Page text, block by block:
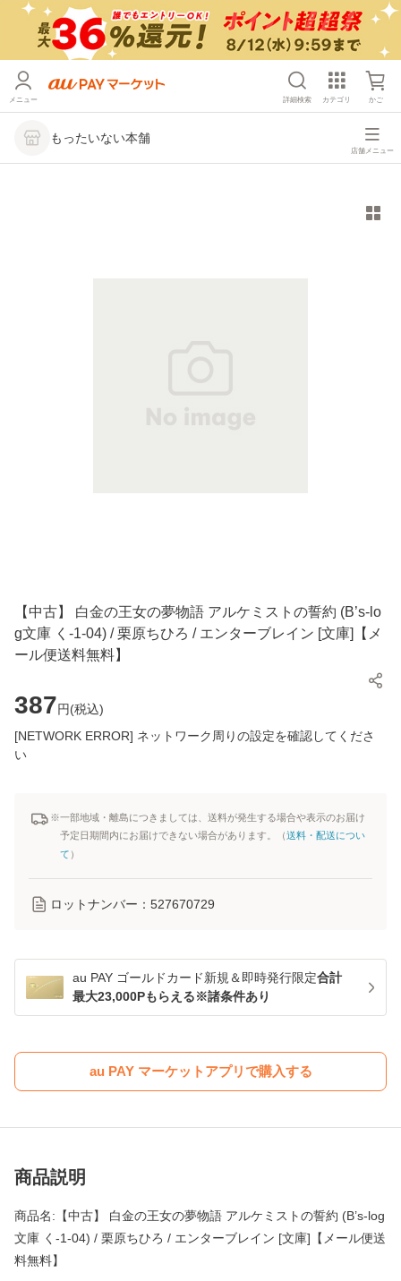
メニュー 詳細検索 カテゴリ かご
もったいない本舗
店舗メニュー
【中古】 白金の王女の夢物語 アルケミストの誓約 (B’s-lo
g文庫 く-1-04) / 栗原ちひろ / エンターブレイン [文庫]【メ
ール便送料無料】
387円(税込)
[NETWORK ERROR] ネットワーク周りの設定を確認してくださ
い
※一部地域・離島につきましては、送料が発生する場合や表示のお届け
予定日期間内にお届けできない場合があります。（送料・配送につい
て ）
ロットナンバー： 527670729
au PAY ゴールドカード新規＆即時発行限定合計
最大23,000Pもらえる※諸条件あり
au PAY マーケットアプリで購入する
商品説明
商品名:【中古】 白金の王女の夢物語 アルケミストの誓約 (B’s-log
文庫 く-1-04) / 栗原ちひろ / エンターブレイン [文庫]【メール便送
料無料】